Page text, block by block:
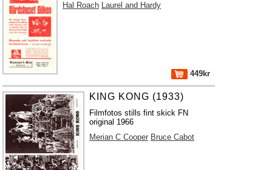
Hal Roach Laurel and Hardy
449kr
KING KONG (1933)
Filmfotos stills fint skick FN
original 1966
Merian C Cooper Bruce Cabot